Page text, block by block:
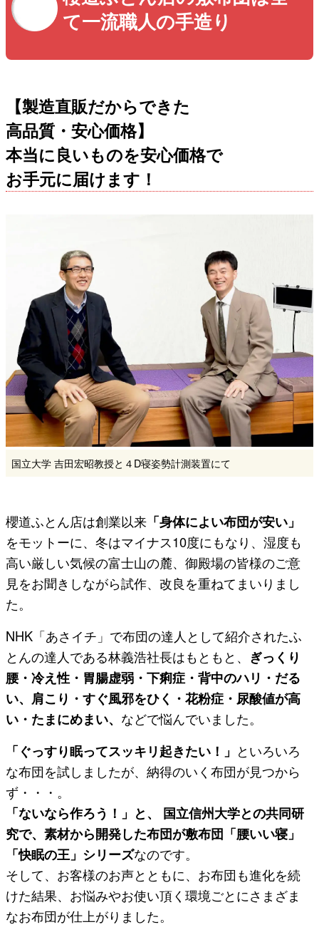
て一流職人の手造り
【製造直販だからできた
高品質・安心価格】
本当に良いものを安心価格で
お手元に届けます！
国立大学 吉田宏昭教授と４D寝姿勢計測装置にて
櫻道ふとん店は創業以来 「身体によい布団が安い」
をモットーに、冬はマイナス10度にもなり、湿度も
高い厳しい気候の富士山の麓、御殿場の皆様のご意
見をお聞きしながら試作、改良を重ねてまいりまし
た。
NHK「あさイチ」で布団の達人として紹介されたふ
とんの達人である林義浩社長はもともと、 ぎっくり
腰・冷え性・胃腸虚弱・下痢症・背中のハリ・だる
い、肩こり・すぐ風邪をひく・花粉症・尿酸値が高
い・たまにめまい、 などで悩んでいました。
「ぐっすり眠ってスッキリ起きたい！」 といろいろ
な布団を試しましたが、納得のいく布団が見つから
ず・・・。
「ないなら作ろう！」と、 国立信州大学との共同研
究で、素材から開発した布団が敷布団「腰いい寝」
「快眠の王」シリーズなのです。
そして、お客様のお声とともに、お布団も進化を続
けた結果、お悩みやお使い頂く環境ごとにさまざま
なお布団が仕上がりました。